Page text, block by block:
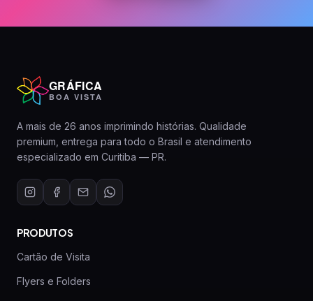
GRÁFICA
BOA VISTA
A mais de 26 anos imprimindo histórias. Qualidade
premium, entrega para todo o Brasil e atendimento
especializado em Curitiba — PR.
PRODUTOS
Cartão de Visita
Flyers e Folders